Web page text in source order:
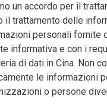
un accordo per il
il trattamento delle
personali fornite
informativa e con i
di dati in Cina. Non
le informazioni
o persone